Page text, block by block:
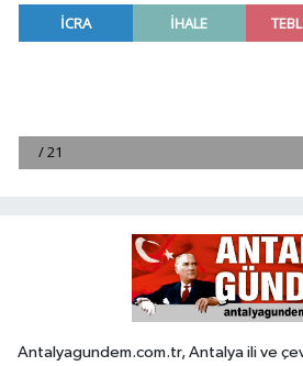
Antalyagundem.com.tr, Antalya ili ve